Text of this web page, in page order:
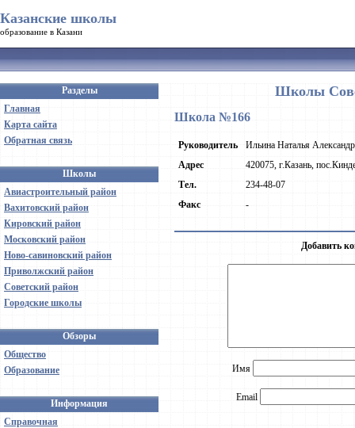
Казанские школы
образование в Казани
Разделы
Главная
Карта сайта
Обратная связь
Школы
Авиастроительный район
Вахитовский район
Кировский район
Московский район
Ново-савиновский район
Приволжский район
Советский район
Городские школы
Обзоры
Общество
Образование
Информация
Справочная
Школы
Школа №166
Руководитель
Ильина Наталья
Адрес
420075, г.Казань,
Тел.
234-48-07
Факс
-
Добавить
Имя
Email